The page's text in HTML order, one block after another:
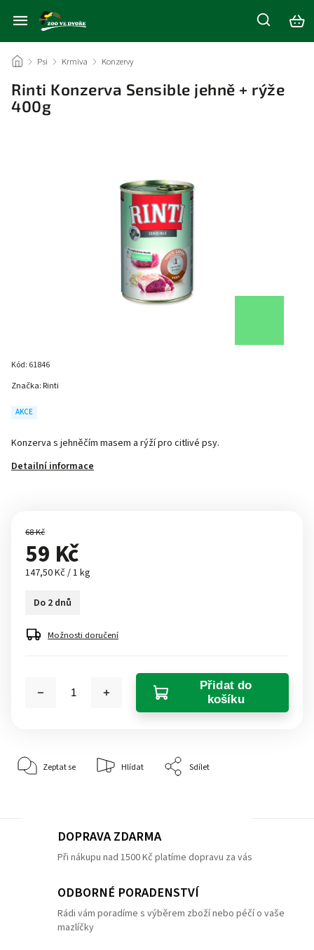
/ Psi / Krmiva / Konzervy
Rinti Konzerva Sensible jehně + rýže
400g
Kód: 61846
Konzerva s jehněčím masem a rýží pro citlivé psy.
Detailní informace
AKCE
Značka: Rinti
68 Kč
59 Kč
147,50 Kč / 1 kg
Do 2 dnů
Možnosti doručení
Přidat do
košíku
Zeptat se Hlídat Sdílet
DOPRAVA ZDARMA
Při nákupu nad 1500 Kč platíme dopravu za vás
ODBORNÉ PORADENSTVÍ
Rádi vám poradíme s výběrem zboží nebo péčí o vaše
mazlíčky